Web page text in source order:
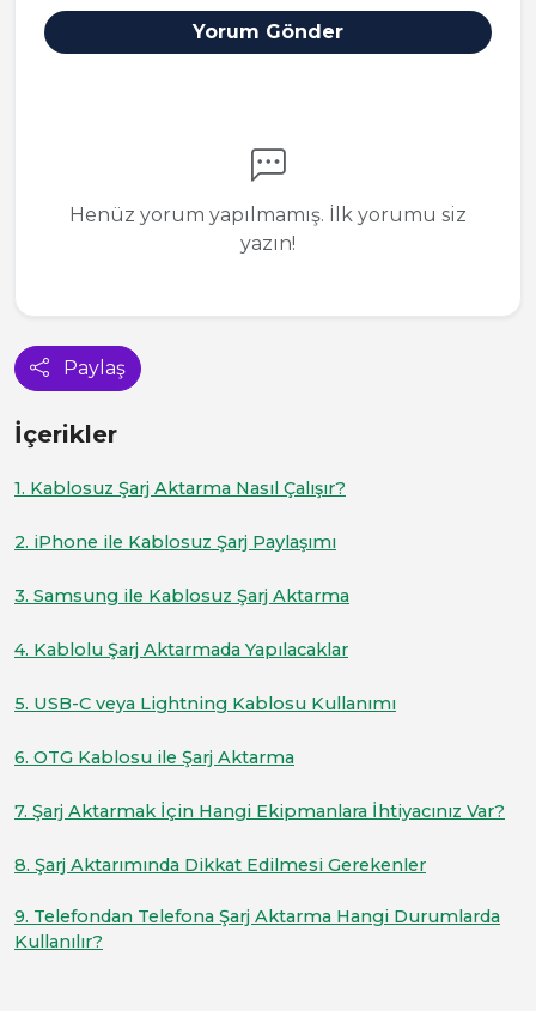
Paylaş
Yorum Gönder
Henüz yorum yapılmamış. İlk yorumu siz
yazın!
İçerikler
1. Kablosuz Şarj Aktarma Nasıl Çalışır?
2. iPhone ile Kablosuz Şarj Paylaşımı
3. Samsung ile Kablosuz Şarj Aktarma
4. Kablolu Şarj Aktarmada Yapılacaklar
5. USB-C veya Lightning Kablosu Kullanımı
6. OTG Kablosu ile Şarj Aktarma
7. Şarj Aktarmak İçin Hangi Ekipmanlara İhtiyacınız Var?
8. Şarj Aktarımında Dikkat Edilmesi Gerekenler
9. Telefondan Telefona Şarj Aktarma Hangi Durumlarda
Kullanılır?